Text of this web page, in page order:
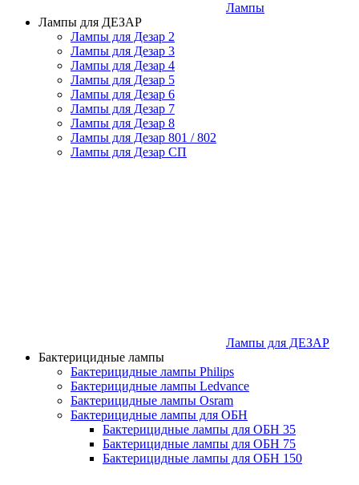
Лампы
Лампы для ДЕЗАР
Лампы для Дезар 2
Лампы для Дезар 3
Лампы для Дезар 4
Лампы для Дезар 5
Лампы для Дезар 6
Лампы для Дезар 7
Лампы для Дезар 8
Лампы для Дезар 801 / 802
Лампы для Дезар СП
Лампы для ДЕЗАР
Бактерицидные лампы
Бактерицидные лампы Philips
Бактерицидные лампы Ledvance
Бактерицидные лампы Osram
Бактерицидные лампы для ОБН
Бактерицидные лампы для ОБН 35
Бактерицидные лампы для ОБН 75
Бактерицидные лампы для ОБН 150